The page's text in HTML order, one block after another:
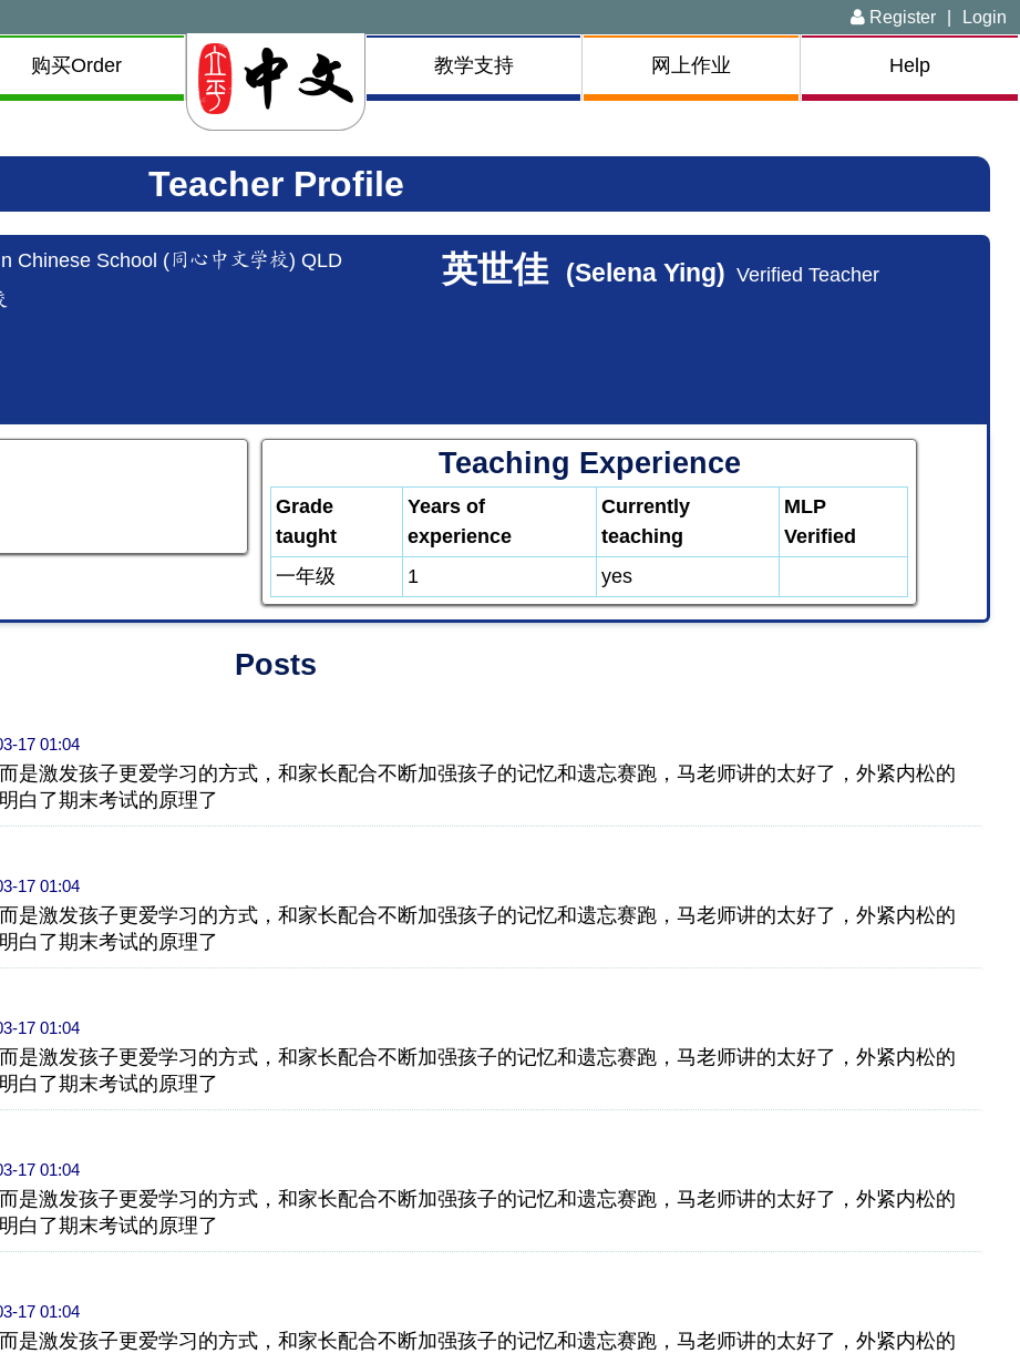
Register | Login
购买Order 教学支持 网上作业 Help
Teacher Profile
英世佳 (Selena Ying) Verified Teacher
Chinese School (同心中文学校) QLD
Teaching Experience
Grade
taught
Years of
experience
Currently
teaching
MLP
Verified
一年级
1 yes
Posts
17 01:04
是激发孩子更爱学习的方式，和家长配合不断加强孩子的记忆和遗忘赛跑，马老师讲的太好了，外紧内松的
白了期末考试的原理了
17 01:04
是激发孩子更爱学习的方式，和家长配合不断加强孩子的记忆和遗忘赛跑，马老师讲的太好了，外紧内松的
白了期末考试的原理了
17 01:04
是激发孩子更爱学习的方式，和家长配合不断加强孩子的记忆和遗忘赛跑，马老师讲的太好了，外紧内松的
白了期末考试的原理了
17 01:04
是激发孩子更爱学习的方式，和家长配合不断加强孩子的记忆和遗忘赛跑，马老师讲的太好了，外紧内松的
白了期末考试的原理了
17 01:04
是激发孩子更爱学习的方式，和家长配合不断加强孩子的记忆和遗忘赛跑，马老师讲的太好了，外紧内松的